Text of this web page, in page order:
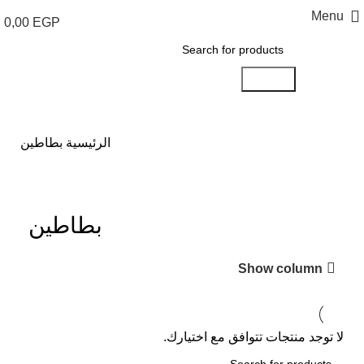
Menu
0,00 EGP
الرئيسية بطاطين
بطاطين
Show column
لا توجد منتجات تتوافق مع اختيارك.